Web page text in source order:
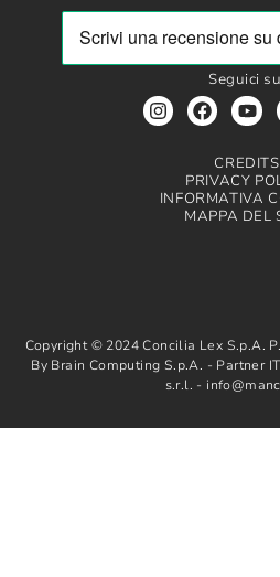
Seguici
CREDITS
PRIVACY
INFORMATIVA
MAPPA DEL
Copyright © 2024 Concilia Lex S.p.A.
By Brain Computing S.p.A. - Partner
s.r.l. -